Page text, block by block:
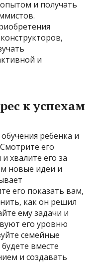
и получать
и
к успехам
ребенка и
его
хвалите его за
новые идеи и
его показать вам,
как он решил
ему задачи и
его уровню
семейные
вместе
и создавать